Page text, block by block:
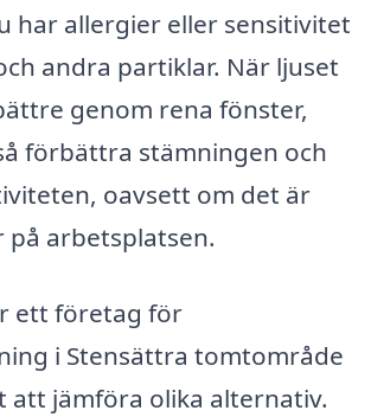
har allergier eller sensitivitet
andra partiklar. När ljuset
genom rena fönster,
förbättra stämningen och
oavsett om det är
på arbetsplatsen.
ett företag för
i Stensättra tomtområde
att jämföra olika alternativ.